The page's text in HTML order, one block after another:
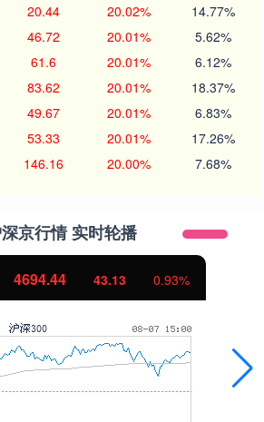
20.44 20.02% 14.77%
46.72 20.01% 5.62%
61.6 20.01% 6.12%
83.62 20.01% 18.37%
49.67 20.01% 6.83%
53.33 20.01% 17.26%
146.16 20.00% 7.68%
京行情 实时轮播
0.93%